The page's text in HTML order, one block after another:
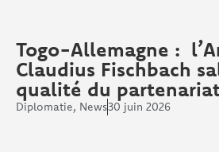
Togo-Allemagne :
Claudius Fischbach
qualité du
Diplomatie, News30 juin 2026